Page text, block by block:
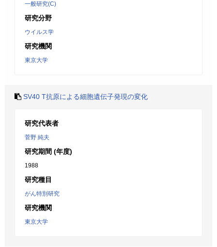
一般研究(C)
研究分野
ウイルス学
研究機関
東京大学
SV40 T抗原による細胞遺伝子発現の変化
研究代表者
菅野 純夫
研究期間 (年度)
1988
研究種目
がん特別研究
研究機関
東京大学